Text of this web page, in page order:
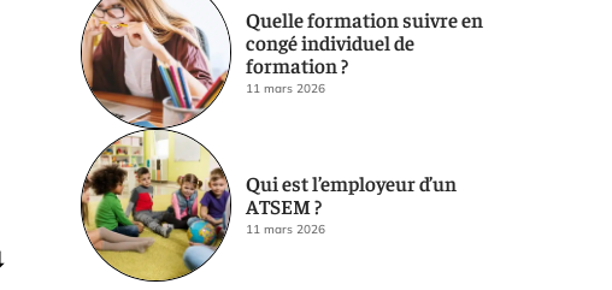
Quelle formation suivre en
congé individuel de
formation ?
11 mars 2026
Qui est l’employeur d’un
ATSEM ?
11 mars 2026